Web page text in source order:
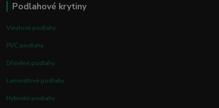
Podlahové krytiny
Vinylové podlahy
PVC podlahy
Dřevěné podlahy
Laminátové podlahy
Hybridní podlahy